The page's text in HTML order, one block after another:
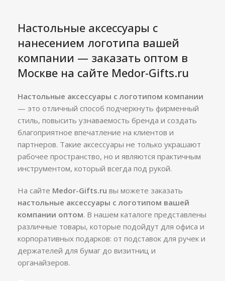
Настольные аксессуары с
нанесением логотипа вашей
компании — заказать оптом в
Москве на сайте Medor-Gifts.ru
Настольные аксессуары с логотипом компании
— это отличный способ подчеркнуть фирменный
стиль, повысить узнаваемость бренда и создать
благоприятное впечатление на клиентов и
партнеров. Такие аксессуары не только украшают
рабочее пространство, но и являются практичным
инструментом, который всегда под рукой.
На сайте Medor-Gifts.ru вы можете заказать
настольные аксессуары с логотипом вашей
компании оптом. В нашем каталоге представлены
различные товары, которые подойдут для офиса и
корпоративных подарков: от подставок для ручек и
держателей для бумаг до визитниц и
органайзеров.